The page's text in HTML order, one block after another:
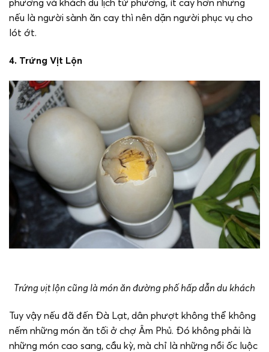
phương và khách du lịch tứ phương, ít cay hơn nhưng
nếu là người sành ăn cay thì nên dặn người phục vụ cho
lót ớt.
4. Trứng Vịt Lộn
Trứng vịt lộn cũng là món ăn đường phố hấp dẫn du khách
Tuy vậy nếu đã đến Đà Lạt, dân phượt không thể không
nếm những món ăn tối ở chợ Âm Phủ. Đó không phải là
những món cao sang, cầu kỳ, mà chỉ là những nồi ốc luộc